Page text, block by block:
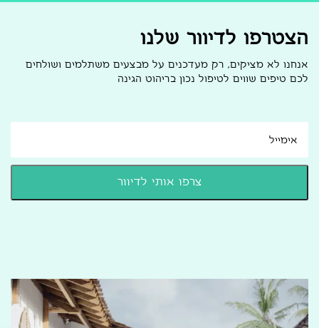
הצטרפו לדיוור שלנו
אנחנו לא מציקים, רק מעדכנים על מבצעים משתלמים ושולחים
לכם טיפים שווים לטיפול נכון בריהוט הגינה